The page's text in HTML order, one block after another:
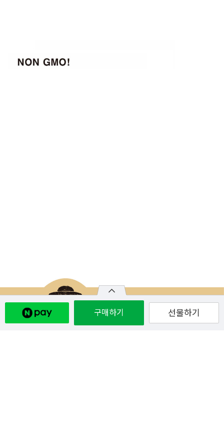
구매하기 선물하기